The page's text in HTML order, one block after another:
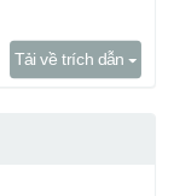
Tải về trích dẫn